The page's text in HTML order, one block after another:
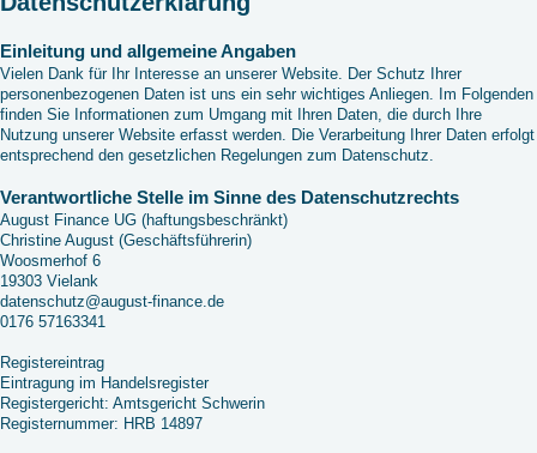
Einleitung und allgemeine Angaben
Vielen Dank für Ihr Interesse an unserer Website. Der Schutz Ihrer
personenbezogenen Daten ist uns ein sehr wichtiges Anliegen. Im Folgenden
finden Sie Informationen zum Umgang mit Ihren Daten, die durch Ihre
Nutzung unserer Website erfasst werden. Die Verarbeitung Ihrer Daten erfolgt
entsprechend den gesetzlichen Regelungen zum Datenschutz.
Verantwortliche Stelle im Sinne des Datenschutzrechts
August Finance UG (haftungsbeschränkt)
Christine August (Geschäftsführerin)
Woosmerhof 6
19303 Vielank
datenschutz@august-finance.de
0176 57163341
Registereintrag
Eintragung im Handelsregister
Registergericht: Amtsgericht Schwerin
Registernummer: HRB 14897